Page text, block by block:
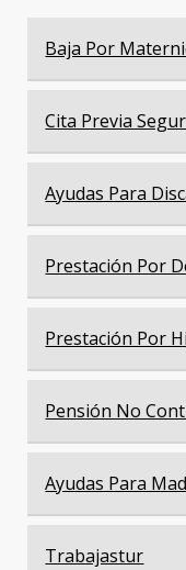
Baja Por
Cita Previa
Ayudas Para
Prestación Por
Prestación Por
Pensión No
Ayudas Para
Trabajastur